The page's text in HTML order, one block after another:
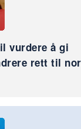
vurdere å gi
rett til